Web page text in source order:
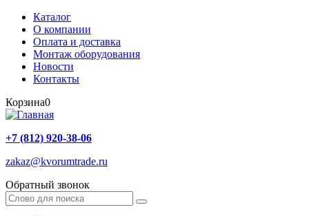
Каталог
О компании
Оплата и доставка
Монтаж оборудования
Новости
Контакты
Корзина0
+7 (812) 920-38-06
zakaz@kvorumtrade.ru
Обратный звонок